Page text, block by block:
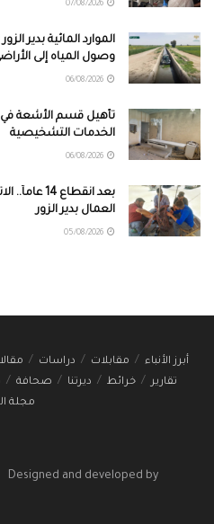
الموارد المائية بدير
وصول المياه إلى
تأهيل قسم الأشعة في
الخدمات التشخيصية
بعد انقطاع
العمال بدير الزور
أبرز الأنباء مقابلات دراسات
تقارير
خرائط ديرتنا صحافة
مجلة
Designed and developed by